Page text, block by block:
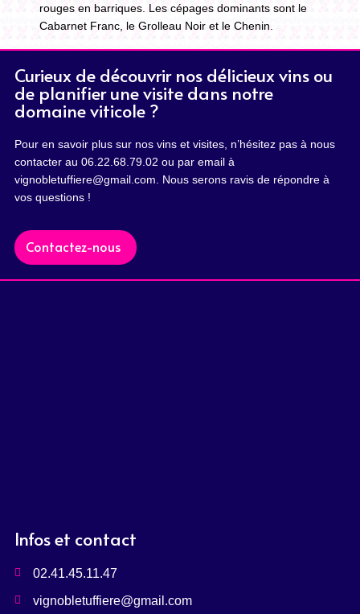
rouges en barriques. Les cépages dominants sont le
Cabarnet Franc, le Grolleau Noir et le Chenin.
Curieux de découvrir nos délicieux vins ou
de planifier une visite dans notre
domaine viticole ?
Pour en savoir plus sur nos vins et visites, n’hésitez pas à nous
contacter au 06.22.68.79.02 ou par email à
vignobletuffiere@gmail.com. Nous serons ravis de répondre à
vos questions !
Contactez-nous
Infos et contact
02.41.45.11.47
vignobletuffiere@gmail.com